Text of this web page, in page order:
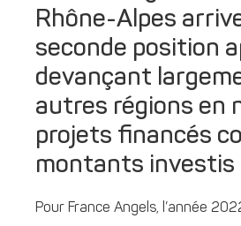
Rhône-Alpes
seconde position
devançant
autres régions en
projets financés
montants investis
Pour France Angels, l’année